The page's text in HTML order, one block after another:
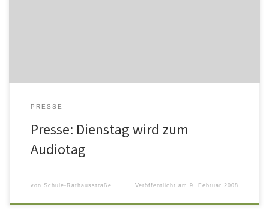
PRESSE
Presse: Dienstag wird zum
Audiotag
von Schule-Rathausstraße Veröffentlicht am9. Februar 2008